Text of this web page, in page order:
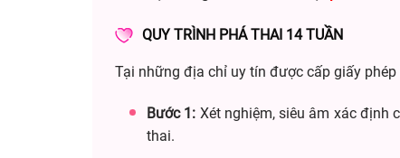
QUY TRÌNH PHÁ THAI 14 TUẦN
Tại những địa chỉ uy tín được cấp giấy
Bước 1: Xét nghiệm, siêu âm xác định
thai.